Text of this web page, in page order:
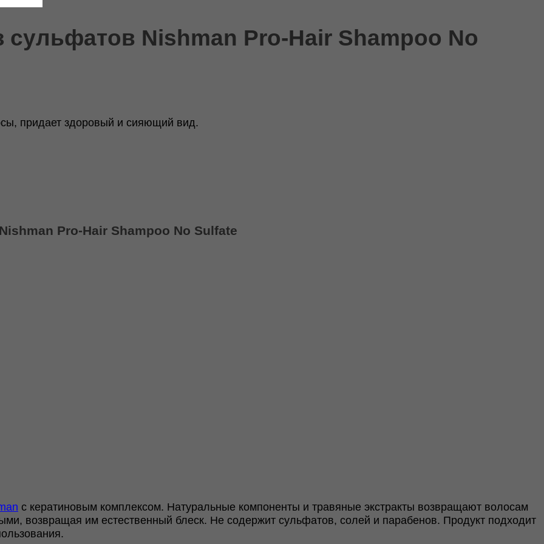
Nishman Pro-Hair Shampoo No
придает здоровый и сияющий вид.
Pro-Hair Shampoo No Sulfate
с кератиновым комплексом. Натуральные компоненты и травяные экстракты возвращают волосам
возвращая им естественный блеск. Не содержит сульфатов, солей и парабенов. Продукт подходит